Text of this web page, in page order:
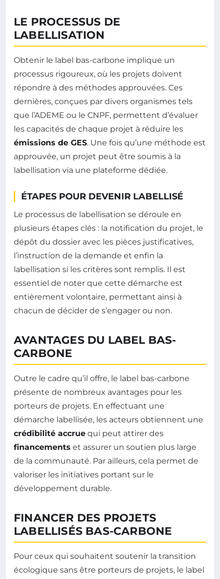
LE PROCESSUS DE
LABELLISATION
Obtenir le label bas-carbone implique un
processus rigoureux, où les projets doivent
répondre à des méthodes approuvées. Ces
dernières, conçues par divers organismes tels
que l’ADEME ou le CNPF, permettent d’évaluer
les capacités de chaque projet à réduire les
émissions de GES. Une fois qu’une méthode est
approuvée, un projet peut être soumis à la
labellisation via une plateforme dédiée.
ÉTAPES POUR DEVENIR LABELLISÉ
Le processus de labellisation se déroule en
plusieurs étapes clés : la notification du projet, le
dépôt du dossier avec les pièces justificatives,
l’instruction de la demande et enfin la
labellisation si les critères sont remplis. Il est
essentiel de noter que cette démarche est
entièrement volontaire, permettant ainsi à
chacun de décider de s’engager ou non.
AVANTAGES DU LABEL BAS-
CARBONE
Outre le cadre qu’il offre, le label bas-carbone
présente de nombreux avantages pour les
porteurs de projets. En effectuant une
démarche labellisée, les acteurs obtiennent une
crédibilité accrue qui peut attirer des
financements et assurer un soutien plus large
de la communauté. Par ailleurs, cela permet de
valoriser les initiatives portant sur le
développement durable.
FINANCER DES PROJETS
LABELLISÉS BAS-CARBONE
Pour ceux qui souhaitent soutenir la transition
écologique sans être porteurs de projets, le label